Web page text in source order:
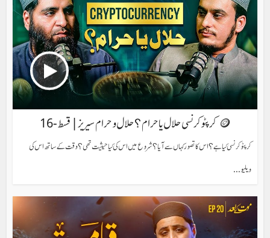
🪙 کرپٹوکرنسی حلال یا حرام؟ حلال وحرام سیریز | قسط-16
کرپٹو کرنسی کیا ہے؟ اس کا تصور کہاں سے آیا؟ شروع میں اس کی کیا حیثیت تھی؟ وقت کے ساتھ اس کی
ویلیو...